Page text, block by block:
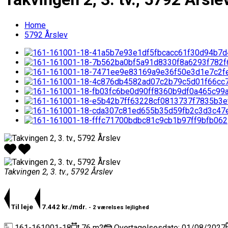
Home
5792 Årslev
Takvingen 2, 3. tv., 5792 Årslev
Til leje 7.442 kr./mdr. - 2 værelses lejlighed